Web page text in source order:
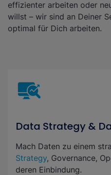
effizienter arbeiten oder
willst – wir sind an Deiner
optimal für Dich arbeiten.
Data Strategy &
Mach Daten zu einem
Strategy, Governance,
deren Einbindung.